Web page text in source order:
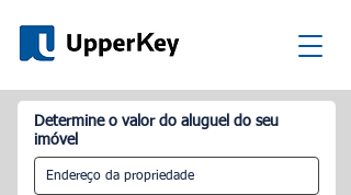
Determine o valor do aluguel do seu
imóvel